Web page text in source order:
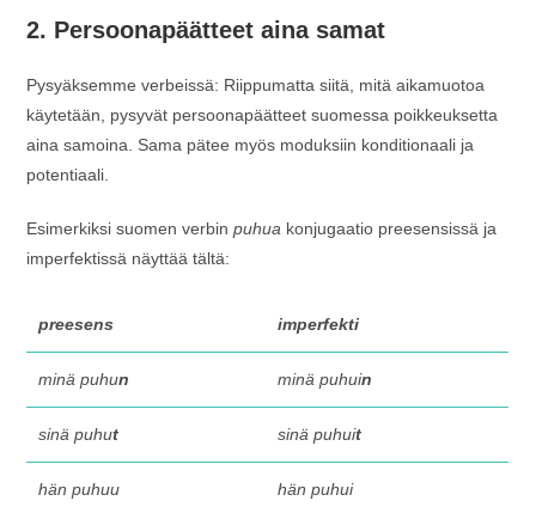
2. Persoonapäätteet aina samat
Pysyäksemme verbeissä: Riippumatta siitä, mitä aikamuotoa
käytetään, pysyvät persoonapäätteet suomessa poikkeuksetta
aina samoina. Sama pätee myös moduksiin konditionaali ja
potentiaali.
Esimerkiksi suomen verbinpuhua konjugaatio preesensissä ja
imperfektissä näyttää tältä:
preesens imperfekti
minä puhun minä puhuin
sinä puhut sinä puhuit
hän puhuu hän puhui